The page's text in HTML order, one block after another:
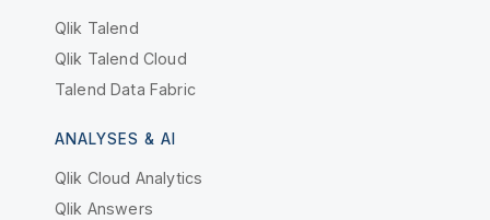
Qlik Talend
Qlik Talend Cloud
Talend Data Fabric
ANALYSES & AI
Qlik Cloud Analytics
Qlik Answers